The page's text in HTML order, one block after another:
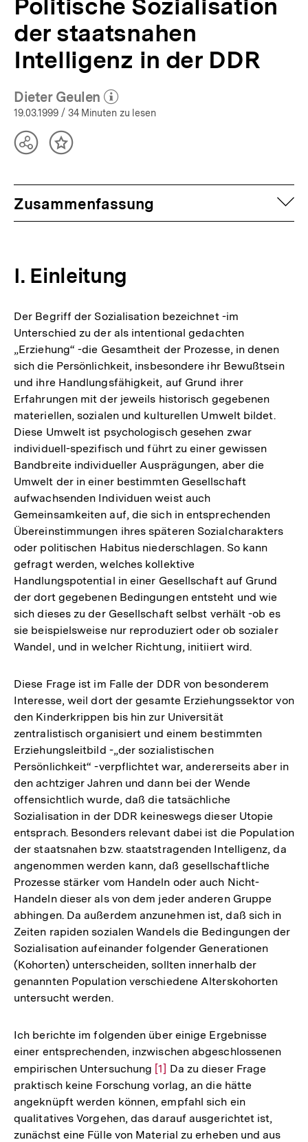
Politische Sozialisation
der staatsnahen
Intelligenz in der DDR
Dieter Geulen
(Mehr zum Autor)
öffnen
19.03.1999 / 34 Minuten zu lesen
TeilenInhalt
Zusammenfassung
I. Einleitung
Der Begriff der Sozialisation bezeichnet -im
Unterschied zu der als intentional gedachten
„Erziehung“ -die Gesamtheit der Prozesse, in denen
sich die Persönlichkeit, insbesondere ihr Bewußtsein
und ihre Handlungsfähigkeit, auf Grund ihrer
Erfahrungen mit der jeweils historisch gegebenen
materiellen, sozialen und kulturellen Umwelt bildet.
Diese Umwelt ist psychologisch gesehen zwar
individuell-spezifisch und führt zu einer gewissen
Bandbreite individueller Ausprägungen, aber die
Umwelt der in einer bestimmten Gesellschaft
aufwachsenden Individuen weist auch
Gemeinsamkeiten auf, die sich in entsprechenden
Übereinstimmungen ihres späteren Sozialcharakters
oder politischen Habitus niederschlagen. So kann
gefragt werden, welches kollektive
Handlungspotential in einer Gesellschaft auf Grund
der dort gegebenen Bedingungen entsteht und wie
sich dieses zu der Gesellschaft selbst verhält -ob es
sie beispielsweise nur reproduziert oder ob sozialer
Wandel, und in welcher Richtung, initiiert wird.
Diese Frage ist im Falle der DDR von besonderem
Interesse, weil dort der gesamte Erziehungssektor von
den Kinderkrippen bis hin zur Universität
zentralistisch organisiert und einem bestimmten
Erziehungsleitbild -„der sozialistischen
Persönlichkeit“ -verpflichtet war, andererseits aber in
den achtziger Jahren und dann bei der Wende
offensichtlich wurde, daß die tatsächliche
Sozialisation in der DDR keineswegs dieser Utopie
entsprach. Besonders relevant dabei ist die Population
der staatsnahen bzw. staatstragenden Intelligenz, da
angenommen werden kann, daß gesellschaftliche
Prozesse stärker vom Handeln oder auch Nicht-
Handeln dieser als von dem jeder anderen Gruppe
abhingen. Da außerdem anzunehmen ist, daß sich in
Zeiten rapiden sozialen Wandels die Bedingungen der
Sozialisation aufeinander folgender Generationen
(Kohorten) unterscheiden, sollten innerhalb der
genannten Population verschiedene Alterskohorten
untersucht werden.
Ich berichte im folgenden über einige Ergebnisse
einer entsprechenden, inzwischen abgeschlossenen
empirischen Untersuchung Zur
Auflösung
der
Fußnote
[1] Da zu dieser Frage
praktisch keine Forschung vorlag, an die hätte
angeknüpft werden können, empfahl sich ein
qualitatives Vorgehen, das darauf ausgerichtet ist,
zunächst eine Fülle von Material zu erheben und aus